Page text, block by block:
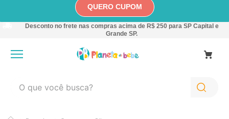
QUERO CUPOM
Desconto no frete nas compras acima de R$ 250 para SP Capital e
Grande SP.